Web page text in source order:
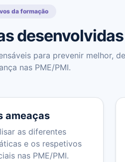
da formação
desenvolvidas
para prevenir melhor,
nas PME/PMI.
ameaças
as diferentes
e os respetivos
nas PME/PMI.